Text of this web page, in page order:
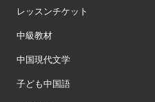
レッスンチケット
中級教材
中国現代文学
子ども中国語